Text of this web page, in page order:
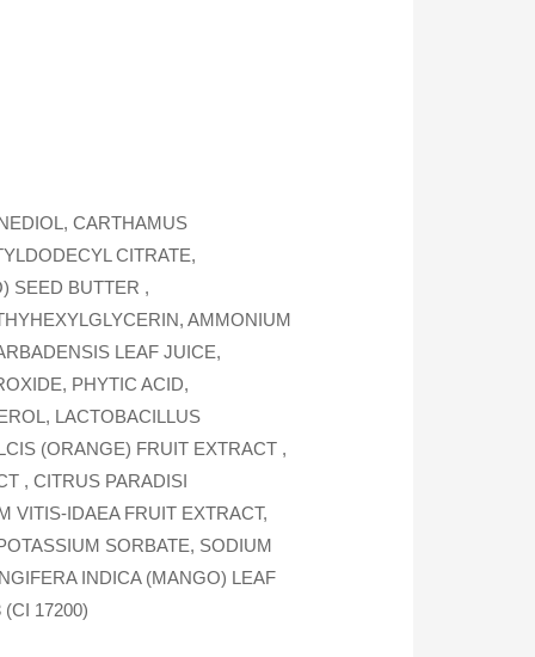
CARTHAMUS
CITRATE,
SEED BUTTER ,
AMMONIUM
LEAF JUICE,
PHYTIC ACID,
LACTOBACILLUS
(ORANGE) FRUIT EXTRACT ,
, CITRUS PARADISI
VITIS-IDAEA FRUIT EXTRACT,
SORBATE, SODIUM
INDICA (MANGO) LEAF
17200)